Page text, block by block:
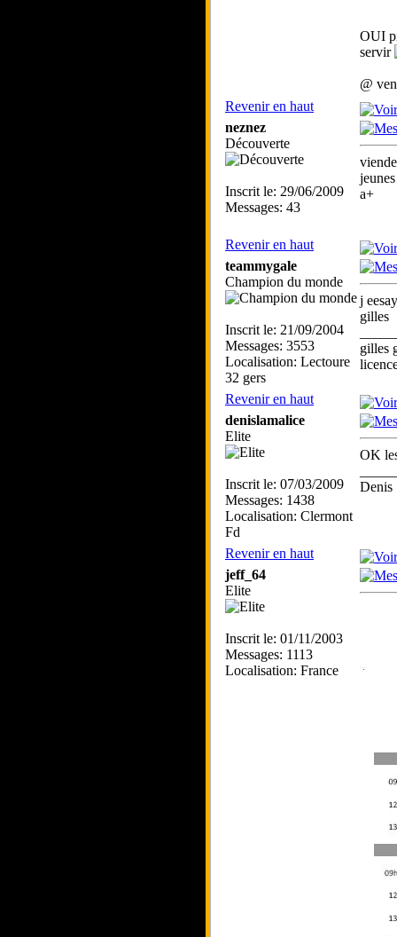
OUI
servir
@
Revenir en haut
neznez
Découverte
Inscrit le: 29/06/2009
Messages: 43
a+
Revenir en haut
teammygale
Champion du monde
Inscrit le: 21/09/2004
Messages: 3553
Localisation: Lectoure
32 gers
j
gilles
gilles
Revenir en haut
denislamalice
Elite
Inscrit le: 07/03/2009
Messages: 1438
Localisation: Clermont
Fd
OK
Denis
Revenir en haut
jeff_64
Elite
Inscrit le: 01/11/2003
Messages: 1113
Localisation: France